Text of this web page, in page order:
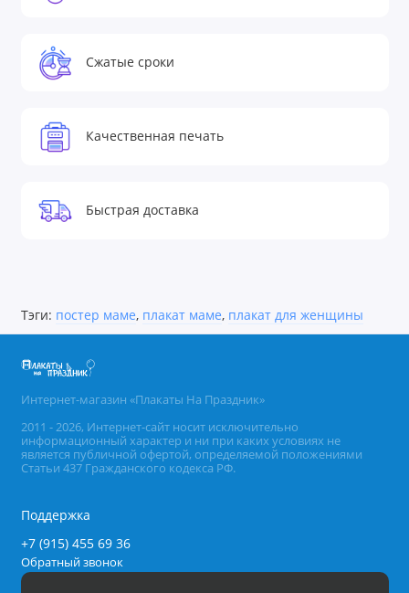
Сжатые сроки
Качественная печать
Быстрая доставка
Тэги: постер маме, плакат маме, плакат для женщины
Интернет-магазин «Плакаты На Праздник»
2011 - 2026, Интернет-сайт носит исключительно
информационный характер и ни при каких условиях не
является публичной офертой, определяемой положениями
Статьи 437 Гражданского кодекса РФ.
Поддержка
+7 (915) 455 69 36
Обратный звонок